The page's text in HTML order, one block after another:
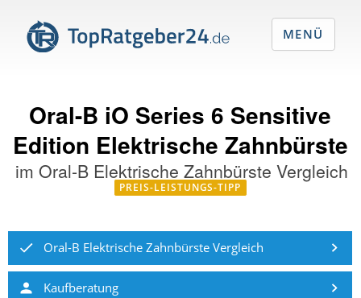
Oral-B iO Series 6 Sensitive
Edition Elektrische Zahnbürste
imOral-B Elektrische Zahnbürste Vergleich
PREIS-LEISTUNGS-TIPP
Oral-B Elektrische Zahnbürste Vergleich
Kaufberatung
MENÜ